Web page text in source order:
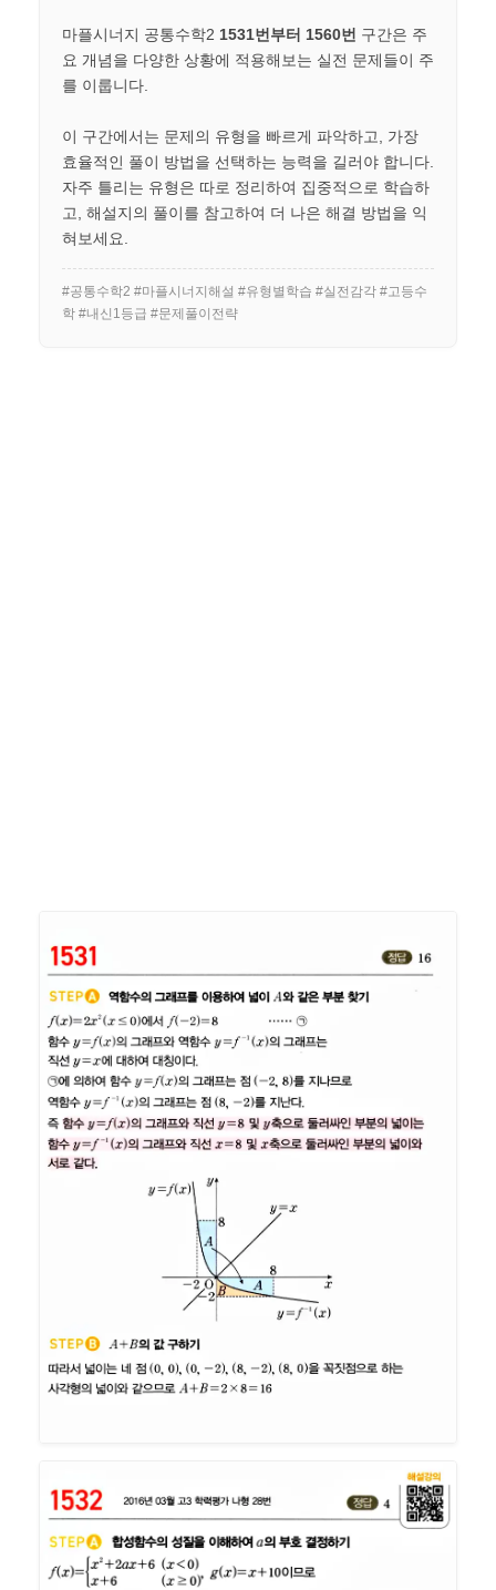
마플시너지 공통수학2 1531번부터 1560번 구간은 주
요 개념을 다양한 상황에 적용해보는 실전 문제들이 주
를 이룹니다.
이 구간에서는 문제의 유형을 빠르게 파악하고, 가장
효율적인 풀이 방법을 선택하는 능력을 길러야 합니다.
자주 틀리는 유형은 따로 정리하여 집중적으로 학습하
고, 해설지의 풀이를 참고하여 더 나은 해결 방법을 익
혀보세요.
#공통수학2 #마플시너지해설 #유형별학습 #실전감각 #고등수
학 #내신1등급 #문제풀이전략